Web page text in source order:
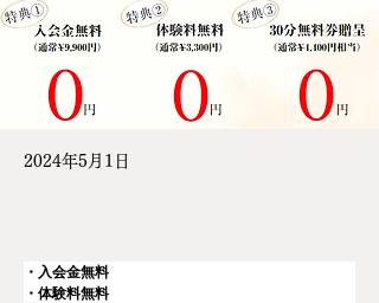
2024年5月1日
・入会金無料
・体験料無料